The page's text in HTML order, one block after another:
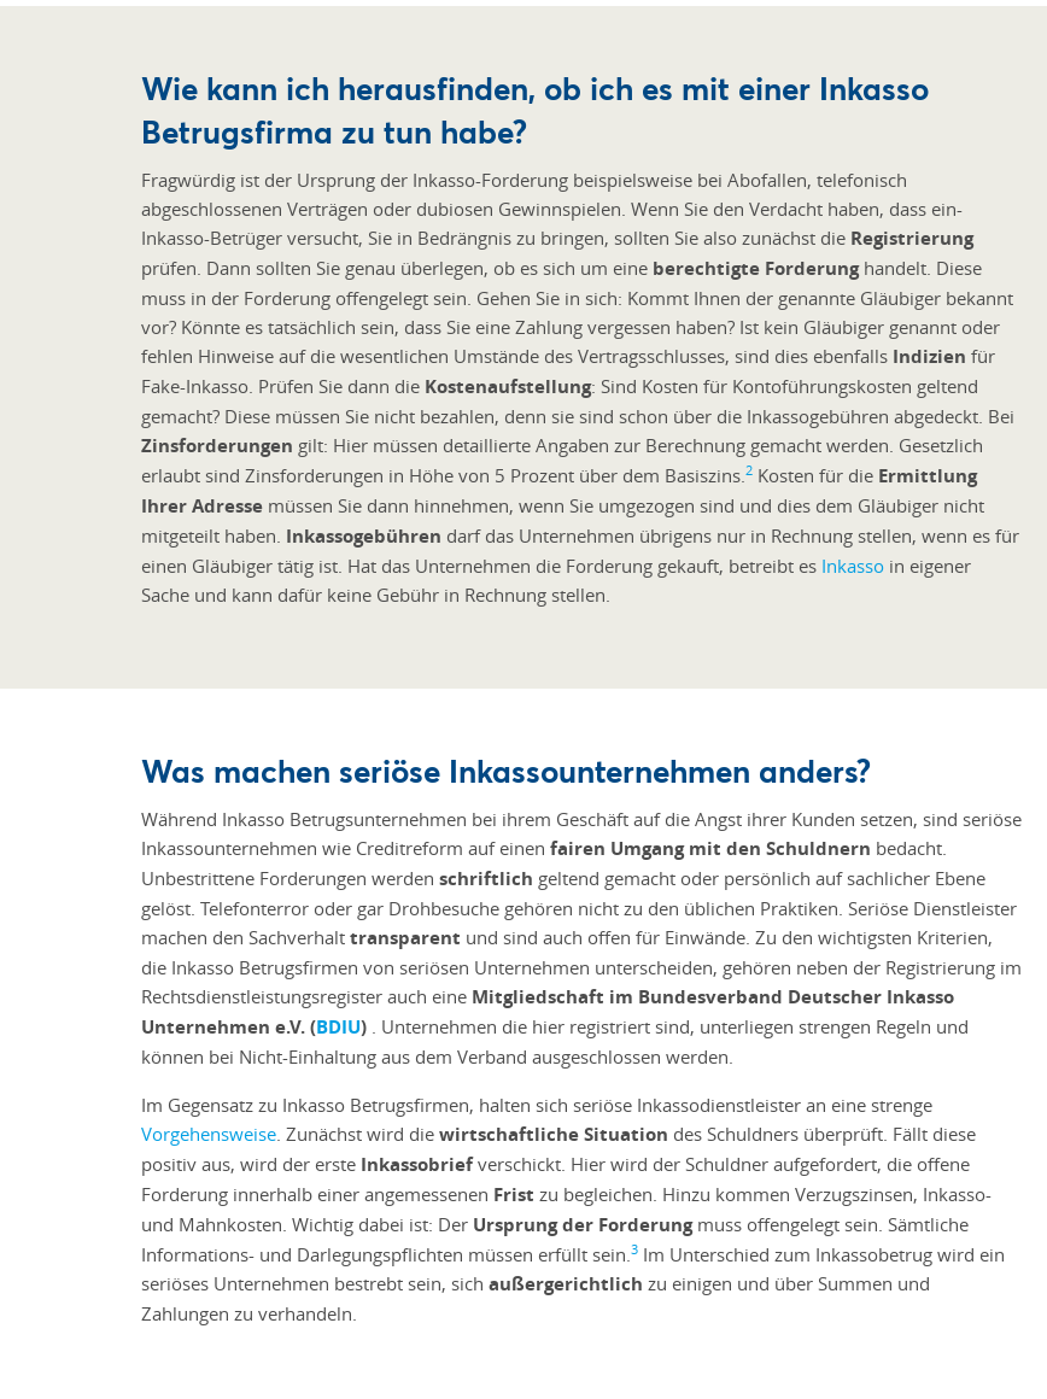
Wie kann ich herausfinden, ob ich es mit einer Inkasso
Betrugsfirma zu tun habe?
Fragwürdig ist der Ursprung der Inkasso-Forderung beispielsweise bei Abofallen, telefonisch
abgeschlossenen Verträgen oder dubiosen Gewinnspielen. Wenn Sie den Verdacht haben, dass ein-
Inkasso-Betrüger versucht, Sie in Bedrängnis zu bringen, sollten Sie also zunächst die Registrierung
prüfen. Dann sollten Sie genau überlegen, ob es sich um eine berechtigte Forderunghandelt. Diese
muss in der Forderung offengelegt sein. Gehen Sie in sich: Kommt Ihnen der genannte Gläubiger bekannt
vor? Könnte es tatsächlich sein, dass Sie eine Zahlung vergessen haben? Ist kein Gläubiger genannt oder
fehlen Hinweise auf die wesentlichen Umstände des Vertragsschlusses, sind dies ebenfalls Indizien für
Fake-Inkasso. Prüfen Sie dann die Kostenaufstellung: Sind Kosten für Kontoführungskosten geltend
gemacht? Diese müssen Sie nicht bezahlen, denn sie sind schon über die Inkassogebühren abgedeckt. Bei
Zinsforderungen gilt: Hier müssen detaillierte Angaben zur Berechnung gemacht werden. Gesetzlich
erlaubt sind Zinsforderungen in Höhe von 5 Prozent über dem Basiszins.2 Kosten für die Ermittlung
Ihrer Adresse müssen Sie dann hinnehmen, wenn Sie umgezogen sind und dies dem Gläubiger nicht
mitgeteilt haben. Inkassogebühren darf das Unternehmen übrigens nur in Rechnung stellen, wenn es für
einen Gläubiger tätig ist. Hat das Unternehmen die Forderung gekauft, betreibt es Inkasso in eigener
Sache und kann dafür keine Gebühr in Rechnung stellen.
Was machen seriöse Inkassounternehmen anders?
Während Inkasso Betrugsunternehmen bei ihrem Geschäft auf die Angst ihrer Kunden setzen, sind seriöse
Inkassounternehmen wie Creditreform auf einen fairen Umgang mit den Schuldnern bedacht.
Unbestrittene Forderungen werden schriftlich geltend gemacht oder persönlich auf sachlicher Ebene
gelöst. Telefonterror oder gar Drohbesuche gehören nicht zu den üblichen Praktiken. Seriöse Dienstleister
machen den Sachverhalt transparent und sind auch offen für Einwände. Zu den wichtigsten Kriterien,
die Inkasso Betrugsfirmen von seriösen Unternehmen unterscheiden, gehören neben der Registrierung im
Rechtsdienstleistungsregister auch eine Mitgliedschaft im Bundesverband Deutscher Inkasso
Unternehmen e.V. (BDIU) . Unternehmen die hier registriert sind, unterliegen strengen Regeln und
können bei Nicht-Einhaltung aus dem Verband ausgeschlossen werden.
Im Gegensatz zu Inkasso Betrugsfirmen, halten sich seriöse Inkassodienstleister an eine strenge
Vorgehensweise. Zunächst wird die wirtschaftliche Situation des Schuldners überprüft. Fällt diese
positiv aus, wird der erste Inkassobriefverschickt. Hier wird der Schuldner aufgefordert, die offene
Forderung innerhalb einer angemessenen Frist zu begleichen. Hinzu kommen Verzugszinsen, Inkasso-
und Mahnkosten. Wichtig dabei ist: Der Ursprung der Forderungmuss offengelegt sein. Sämtliche
Informations- und Darlegungspflichten müssen erfüllt sein.3 Im Unterschied zum Inkassobetrug wird ein
seriöses Unternehmen bestrebt sein, sich außergerichtlich zu einigen und über Summen und
Zahlungen zu verhandeln.